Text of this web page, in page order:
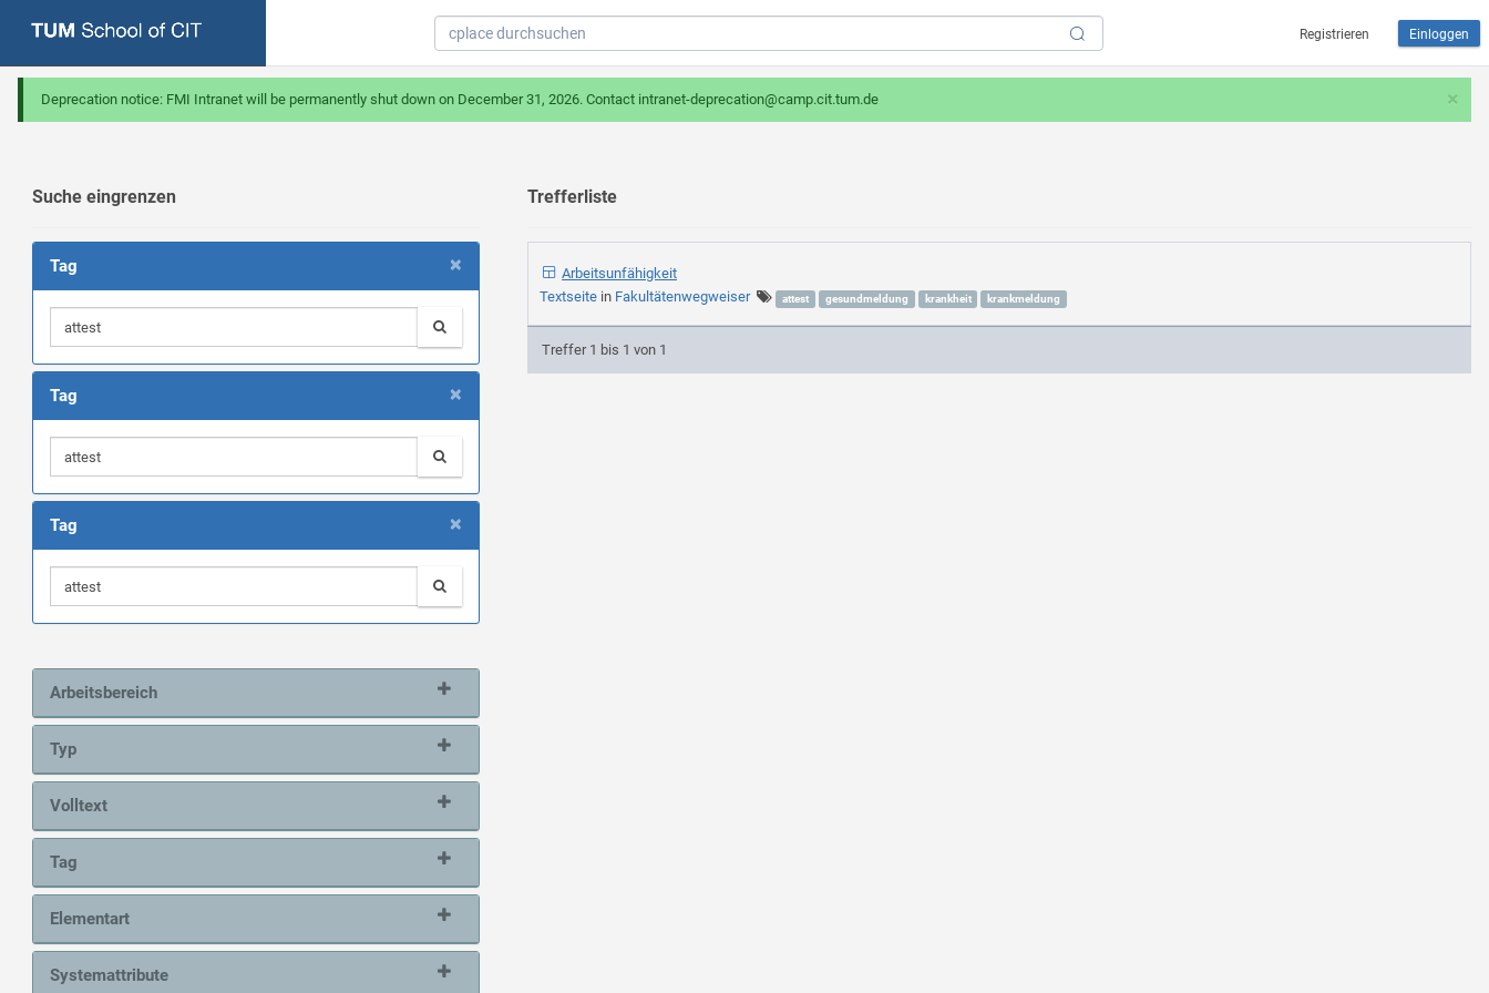
Registrieren Einloggen
×
Deprecation notice: FMI Intranet will be permanently shut down on December 31, 2026. Contact intranet-deprecation@camp.cit.tum.de
Suche eingrenzen
×
Tag
×
Tag
×
Tag
Arbeitsbereich
Typ
Volltext
Tag
Elementart
Systemattribute
Trefferliste
Arbeitsunfähigkeit
Textseite in Fakultätenwegweiser attest gesundmeldung krankheit krankmeldung
Treffer 1 bis 1 von 1